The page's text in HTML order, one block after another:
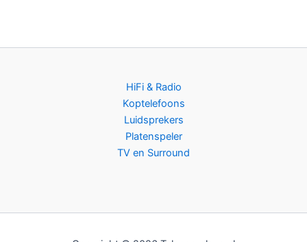
HiFi & Radio
Koptelefoons
Luidsprekers
Platenspeler
TV en Surround